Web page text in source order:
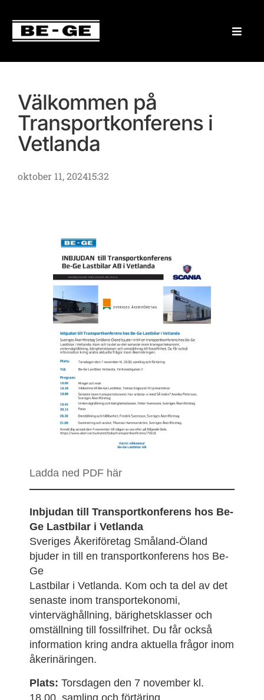
Välkommen på
Transportkonferens i
Vetlanda
oktober 11, 202415:32
Ladda ned PDF här
Inbjudan till Transportkonferens hos Be-
Ge Lastbilar i Vetlanda
Sveriges Åkeriföretag Småland-Öland
bjuder in till en transportkonferens hos Be-
Ge
Lastbilar i Vetlanda. Kom och ta del av det
senaste inom transportekonomi,
vinterväghållning, bärighetsklasser och
omställning till fossilfrihet. Du får också
information kring andra aktuella frågor inom
åkerinäringen.
Plats: Torsdagen den 7 november kl.
18.00, samling och förtäring